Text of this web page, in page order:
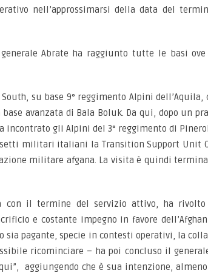
nell’approssimarsi della data del
generale Abrate ha raggiunto tutte le basi
su base 9° reggimento Alpini dell’Aquila,
avanzata di Bala Boluk. Da qui, dopo un
incontrato gli Alpini del 3° reggimento di
militari italiani la Transition Support Unit
militare afgana. La visita è quindi
con il termine del servizio attivo, ha rivolto
e costante impegno in favore
pagante, specie in contesti operativi, la
ricominciare – ha poi concluso il
aggiungendo che è sua intenzione,